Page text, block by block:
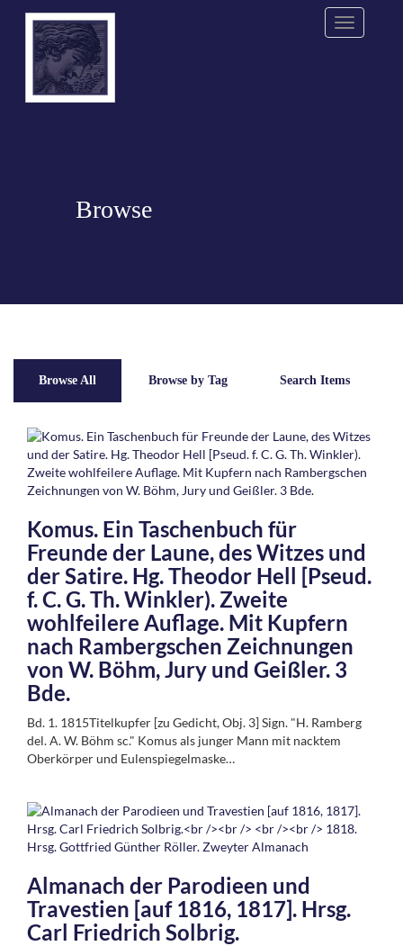
Menu
Browse
Browse All Browse by Tag Search Items
Komus. Ein Taschenbuch für
Freunde der Laune, des Witzes und
der Satire. Hg. Theodor Hell [Pseud.
f. C. G. Th. Winkler). Zweite
wohlfeilere Auflage. Mit Kupfern
nach Rambergschen Zeichnungen
von W. Böhm, Jury und Geißler. 3
Bde.
Bd. 1. 1815Titelkupfer [zu Gedicht, Obj. 3] Sign. "H. Ramberg
del. A. W. Böhm sc." Komus als junger Mann mit nacktem
Oberkörper und Eulenspiegelmaske…
Almanach der Parodieen und
Travestien [auf 1816, 1817]. Hrsg.
Carl Friedrich Solbrig.